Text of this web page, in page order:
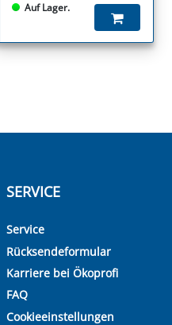
Auf Lager.
SERVICE
Service
Rücksendeformular
Karriere bei Ökoprofi
FAQ
Cookieeinstellungen